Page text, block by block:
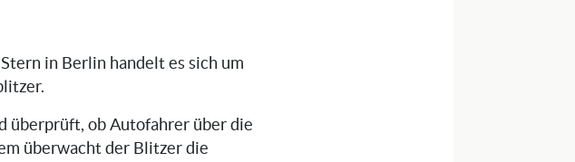
in Berlin handelt es sich um
überprüft, ob Autofahrer über die
überwacht der Blitzer die